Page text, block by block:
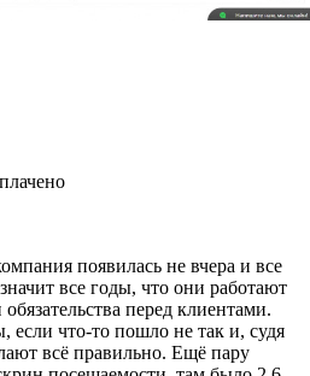
появилась не вчера и все
все годы, что они работают
перед клиентами.
что-то пошло не так и, судя
всё правильно. Ещё пару